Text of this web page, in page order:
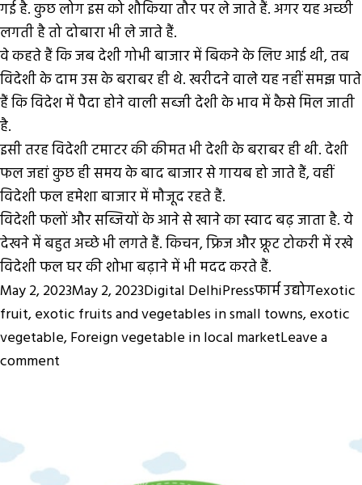
गई है. कुछ लोग इस को शौकिया तौर पर ले जाते हैं. अगर यह अच्छी
लगती है तो दोबारा भी ले जाते हैं.
वे कहते हैं कि जब देशी गोभी बाजार में बिकने के लिए आई थी, तब
विदेशी के दाम उस के बराबर ही थे. खरीदने वाले यह नहीं समझ पाते
हैं कि विदेश में पैदा होने वाली सब्जी देशी के भाव में कैसे मिल जाती
है.
इसी तरह विदेशी टमाटर की कीमत भी देशी के बराबर ही थी. देशी
फल जहां कुछ ही समय के बाद बाजार से गायब हो जाते हैं, वहीं
विदेशी फल हमेशा बाजार में मौजूद रहते हैं.
विदेशी फलों और सब्जियों के आने से खाने का स्वाद बढ़ जाता है. ये
देखने में बहुत अच्छे भी लगते हैं. किचन, फ्रिज और फ्रूट टोकरी में रखे
विदेशी फल घर की शोभा बढ़ाने में भी मदद करते हैं.
Posted
on
May 2, 2023May 2, 2023Author
Digital DelhiPressCategories
फार्म उद्योगTags
exotic
fruit,exotic fruits and vegetables in small towns,exotic
vegetable,Foreign vegetable in local marketLeave a
comment
रही